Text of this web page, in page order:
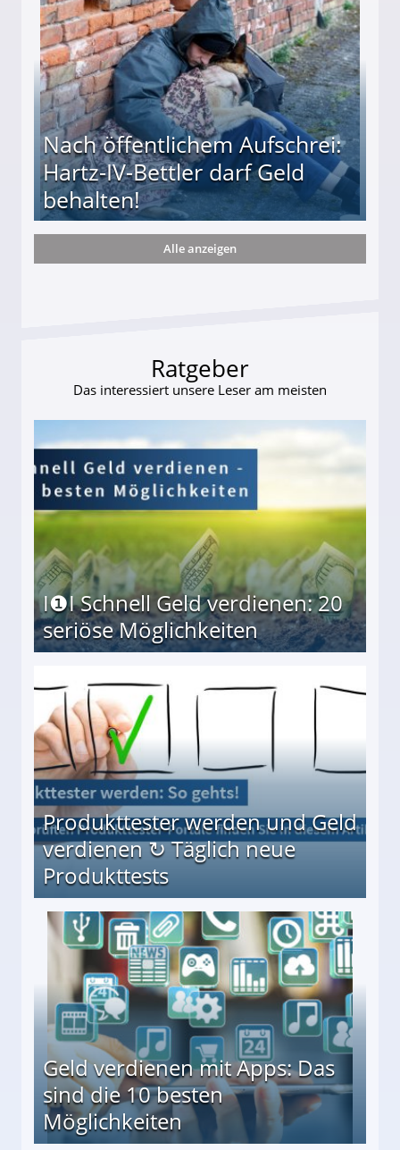
Nach öffentlichem Aufschrei:
Hartz-IV-Bettler darf Geld
behalten!
darf Geld behalten!
Alle anzeigen
Ratgeber
Das interessiert unsere Leser am meisten
I❶I Schnell Geld verdienen: 20
seriöse Möglichkeiten
Produkttester werden und Geld
verdienen ↻ Täglich neue
Produkttests
↻ Täglich neue Produkttests
Geld verdienen mit Apps: Das
sind die 10 besten
Möglichkeiten